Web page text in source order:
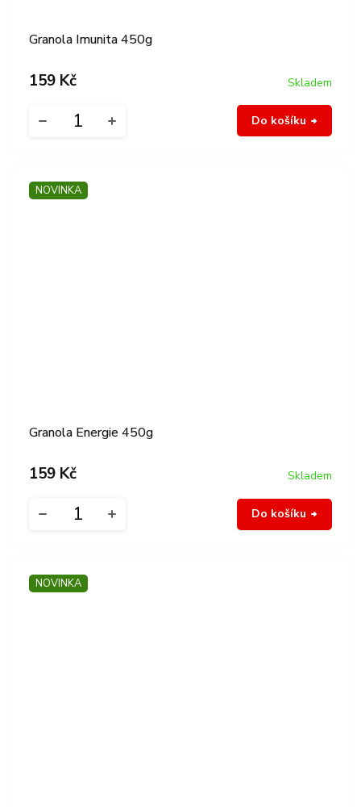
Granola Imunita 450g
Skladem
159 Kč
Do košíku
NOVINKA
Granola Energie 450g
Skladem
159 Kč
Do košíku
NOVINKA